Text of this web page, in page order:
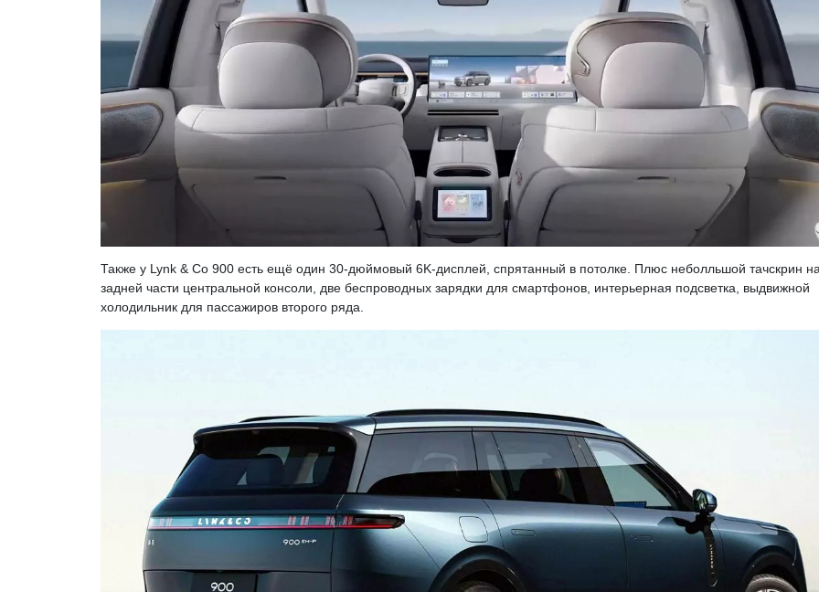
Также у Lynk & Co 900 есть ещё один 30-дюймовый 6K-дисплей, спрятанный в потолке. Плюс неболльшой тачскрин
задней части центральной консоли, две беспроводных зарядки для смартфонов, интерьерная подсветка, выдвижной
холодильник для пассажиров второго ряда.